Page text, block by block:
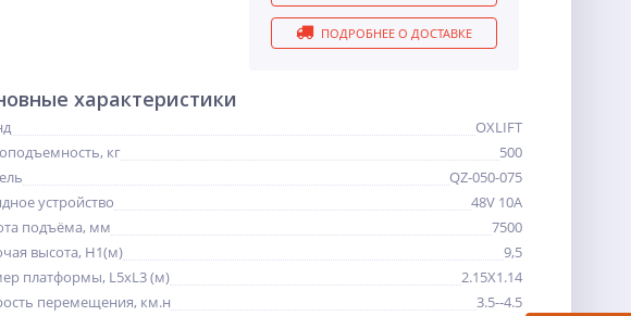
ПОДРОБНЕЕ О ДОСТАВКЕ
характеристики
OXLIFT
кг
500
QZ-050-075
устройство
48V 10A
подъёма, мм
7500
высота, H1(м)
9,5
платформы, L5xL3 (м)
2.15X1.14
перемещения, км.н
3.5--4.5